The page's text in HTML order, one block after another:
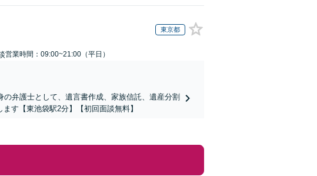
東京都
営業時間：09:00~21:00（平日）
弁護士として、遺言書作成、家族信託、遺産分割
す【東池袋駅2分】【初回面談無料】